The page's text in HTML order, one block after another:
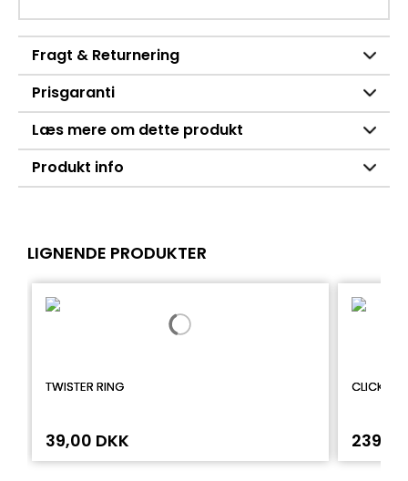
Fragt & Returnering
Prisgaranti
Læs mere om dette produkt
Produkt info
LIGNENDE PRODUKTER
TWISTER RING
39,00 DKK
CLICKER